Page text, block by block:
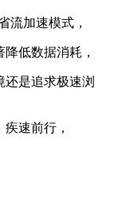
加速模式，
低数据消耗，
是追求极速浏
速前行，